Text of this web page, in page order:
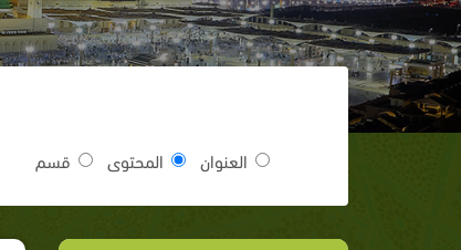
العنوان المحتوى قسم